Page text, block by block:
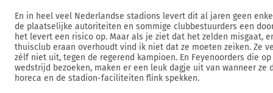
En in heel veel Nederlandse stadions levert dit al jaren geen
de plaatselijke autoriteiten en sommige clubbestuurders een
het levert een risico op. Maar als je ziet dat het zelden misgaat,
thuisclub eraan overhoudt vind ik niet dat ze moeten zeiken. Ze
zélf niet uit, tegen de regerend kampioen. En Feyenoorders die
wedstrijd bezoeken, maken er een leuk dagje uit van wanneer ze
horeca en de stadion-faciliteiten flink spekken.